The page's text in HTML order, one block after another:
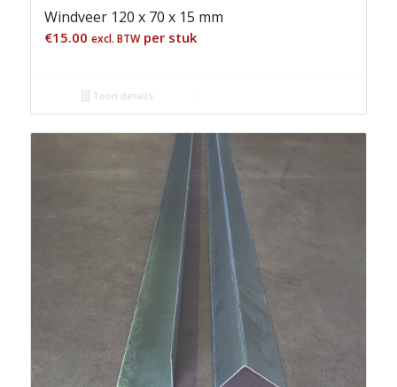
Windveer 120 x 70 x 15 mm
€15.00 excl. BTWper stuk
Toon details